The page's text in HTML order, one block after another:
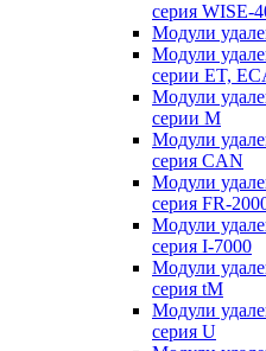
серия WISE-
Модули
Модули
серии ET,
Модули
серии M
Модули
серия CAN
Модули
серия FR-
Модули
серия I-7000
Модули
серия tM
Модули
серия U